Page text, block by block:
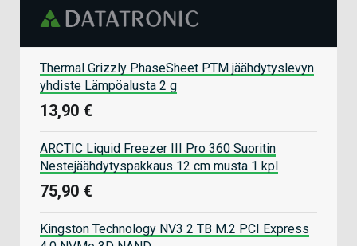
Thermal Grizzly PhaseSheet PTM jäähdytyslevyn
yhdiste Lämpöalusta 2 g
13,90 €
ARCTIC Liquid Freezer III Pro 360 Suoritin
Nestejäähdytyspakkaus 12 cm musta 1 kpl
75,90 €
Kingston Technology NV3 2 TB M.2 PCI Express